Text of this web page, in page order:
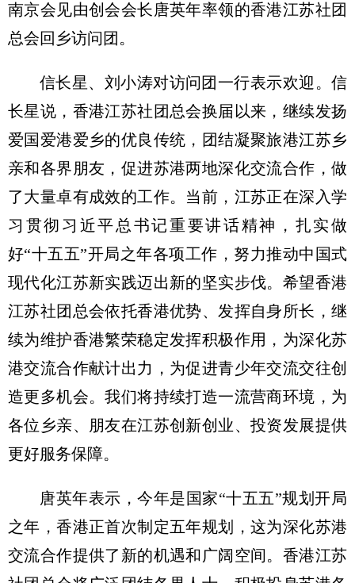
南京会见由创会会长唐英年率领的香港江苏社团
总会回乡访问团。
信长星、刘小涛对访问团一行表示欢迎。信
长星说，香港江苏社团总会换届以来，继续发扬
爱国爱港爱乡的优良传统，团结凝聚旅港江苏乡
亲和各界朋友，促进苏港两地深化交流合作，做
了大量卓有成效的工作。当前，江苏正在深入学
习贯彻习近平总书记重要讲话精神，扎实做
好“十五五”开局之年各项工作，努力推动中国式
现代化江苏新实践迈出新的坚实步伐。希望香港
江苏社团总会依托香港优势、发挥自身所长，继
续为维护香港繁荣稳定发挥积极作用，为深化苏
港交流合作献计出力，为促进青少年交流交往创
造更多机会。我们将持续打造一流营商环境，为
各位乡亲、朋友在江苏创新创业、投资发展提供
更好服务保障。
唐英年表示，今年是国家“十五五”规划开局
之年，香港正首次制定五年规划，这为深化苏港
交流合作提供了新的机遇和广阔空间。香港江苏